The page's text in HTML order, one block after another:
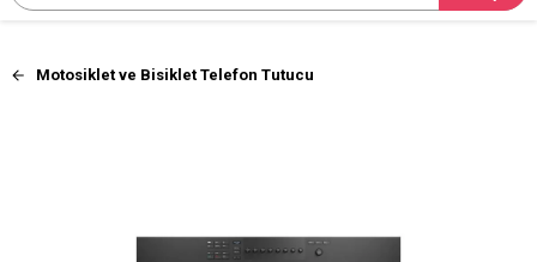
Motosiklet ve Bisiklet Telefon Tutucu